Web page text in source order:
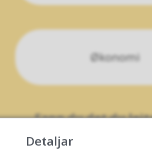
Økonomi
Fann du det du
Detaljar